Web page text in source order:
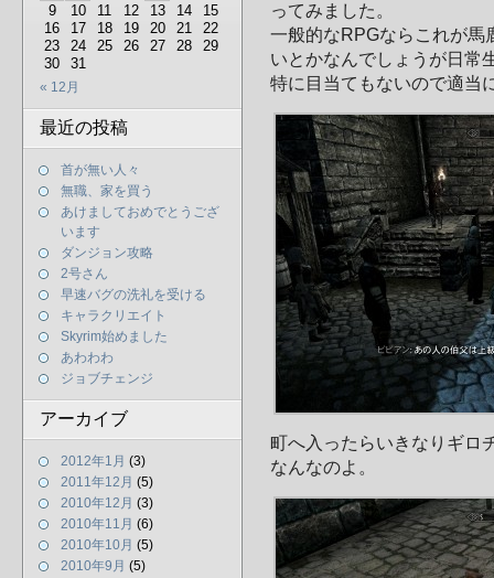
« 12月
9
10 11 12 13 14
15
16
17 18 19 20 21
22
23
24 25 26 27 28
29
30
31
最近の投稿
首が無い人々
無職、家を買う
あけましておめでとうござ
います
ダンジョン攻略
2号さん
早速バグの洗礼を受ける
キャラクリエイト
Skyrim始めました
あわわわ
ジョブチェンジ
アーカイブ
2012年1月 (3)
2011年12月 (5)
2010年12月 (3)
2010年11月 (6)
2010年10月 (5)
2010年9月 (5)
ってみました。
一般的なRPGならこれが馬
いとかなんでしょうが日常
特に目当てもないので適当
町へ入ったらいきなりギロ
なんなのよ。